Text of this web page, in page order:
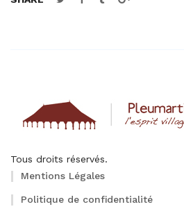
Tous droits réservés.
Mentions Légales
Politique de confidentialité